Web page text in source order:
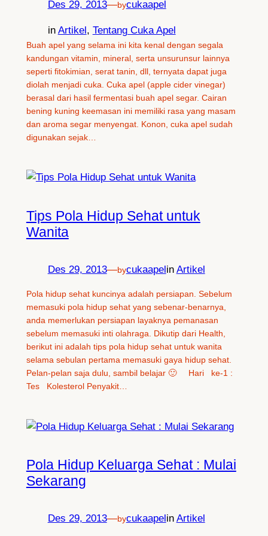
Des 29, 2013—bycukaapel
in Artikel, Tentang Cuka Apel
Buah apel yang selama ini kita kenal dengan segala
kandungan vitamin, mineral, serta unsurunsur lainnya
seperti fitokimian, serat tanin, dll, ternyata dapat juga
diolah menjadi cuka. Cuka apel (apple cider vinegar)
berasal dari hasil fermentasi buah apel segar. Cairan
bening kuning keemasan ini memiliki rasa yang masam
dan aroma segar menyengat. Konon, cuka apel sudah
digunakan sejak…
Tips Pola Hidup Sehat untuk
Wanita
Des 29, 2013—bycukaapelin Artikel
Pola hidup sehat kuncinya adalah persiapan. Sebelum
memasuki pola hidup sehat yang sebenar-benarnya,
anda memerlukan persiapan layaknya pemanasan
sebelum memasuki inti olahraga. Dikutip dari Health,
berikut ini adalah tips pola hidup sehat untuk wanita
selama sebulan pertama memasuki gaya hidup sehat.
Pelan-pelan saja dulu, sambil belajar 🙂 Hari ke-1 :
Tes Kolesterol Penyakit…
Pola Hidup Keluarga Sehat : Mulai
Sekarang
Des 29, 2013—bycukaapel in Artikel